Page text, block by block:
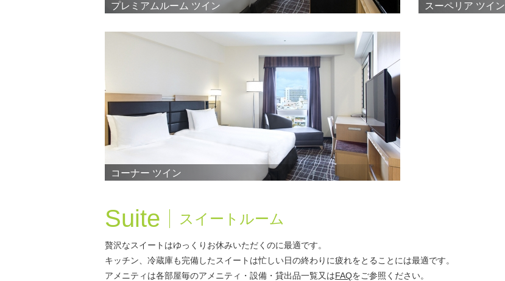
プレミアムルーム ツイン スーペリア ツイン
コーナー ツイン
Suite スイートルーム
贅沢なスイートはゆっくりお休みいただくのに最適です。
キッチン、冷蔵庫も完備したスイートは忙しい日の終わりに疲れをとることには最適です。
アメニティは各部屋毎のアメニティ・設備・貸出品一覧又はFAQをご参照ください。